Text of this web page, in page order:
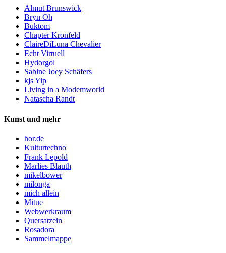
Almut Brunswick
Bryn Oh
Buktom
Chapter Kronfeld
ClaireDiLuna Chevalier
Echt Virtuell
Hydorgol
Sabine Joey Schäfers
kjs Yip
Living in a Modemworld
Natascha Randt
Kunst und mehr
hor.de
Kulturtechno
Frank Lepold
Marlies Blauth
mikelbower
milonga
mich allein
Mitue
Webwerkraum
Quersatzein
Rosadora
Sammelmappe